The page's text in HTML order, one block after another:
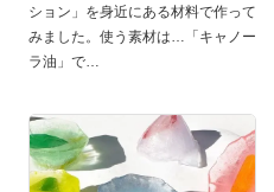
ション」を身近にある材料で作って
みました。使う素材は…「キャノー
ラ油」で